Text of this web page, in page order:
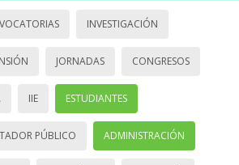
INVESTIGACIÓN
JORNADAS CONGRESOS
IIE ESTUDIANTES
PÚBLICO ADMINISTRACIÓN